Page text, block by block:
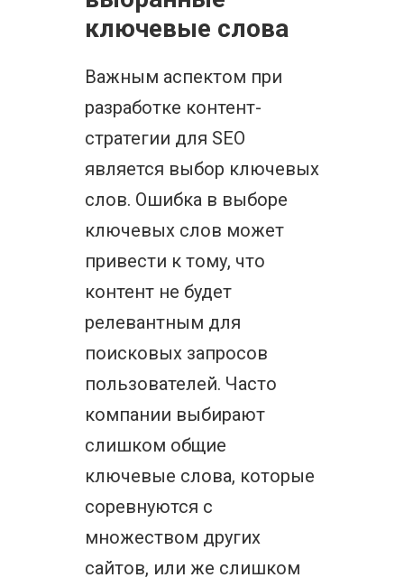
ключевые слова
Важным аспектом при
разработке контент-
стратегии для SEO
является выбор ключевых
слов. Ошибка в выборе
ключевых слов может
привести к тому, что
контент не будет
релевантным для
поисковых запросов
пользователей. Часто
компании выбирают
слишком общие
ключевые слова, которые
соревнуются с
множеством других
сайтов, или же слишком